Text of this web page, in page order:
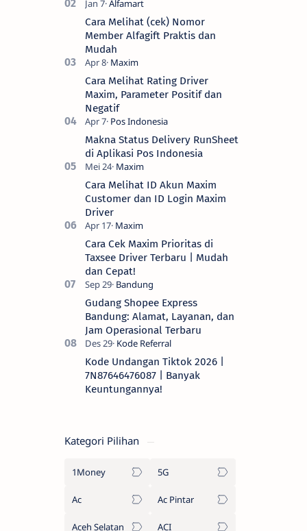
Cara Melihat (cek) Nomor
Member Alfagift Praktis dan
Mudah
Cara Melihat Rating Driver
Maxim, Parameter Positif dan
Negatif
Makna Status Delivery RunSheet
di Aplikasi Pos Indonesia
Cara Melihat ID Akun Maxim
Customer dan ID Login Maxim
Driver
Cara Cek Maxim Prioritas di
Taxsee Driver Terbaru | Mudah
dan Cepat!
Gudang Shopee Express
Bandung: Alamat, Layanan, dan
Jam Operasional Terbaru
Kode Undangan Tiktok 2026 |
7N87646476087 | Banyak
Keuntungannya!
Kategori Pilihan
1Money 5G
Ac Ac Pintar
Aceh Selatan ACI